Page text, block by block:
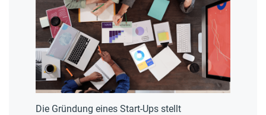
Die Gründung eines Start-Ups stellt